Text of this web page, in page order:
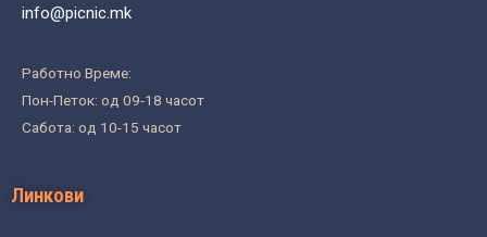
info@picnic.mk
Работно Време:
Пон-Петок: од 09-18 часот
Сабота: од 10-15 часот
Линкови